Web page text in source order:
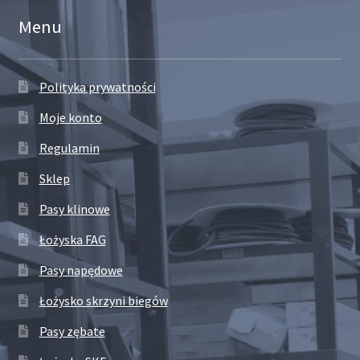
Menu
Polityka prywatności
Moje konto
Regulamin
Sklep
Pasy klinowe
Łożyska FAG
Pasy napędowe
Łożysko skrzyni biegów
Pasy zębate